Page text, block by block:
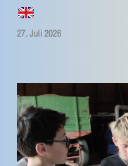
27. Juli 2026